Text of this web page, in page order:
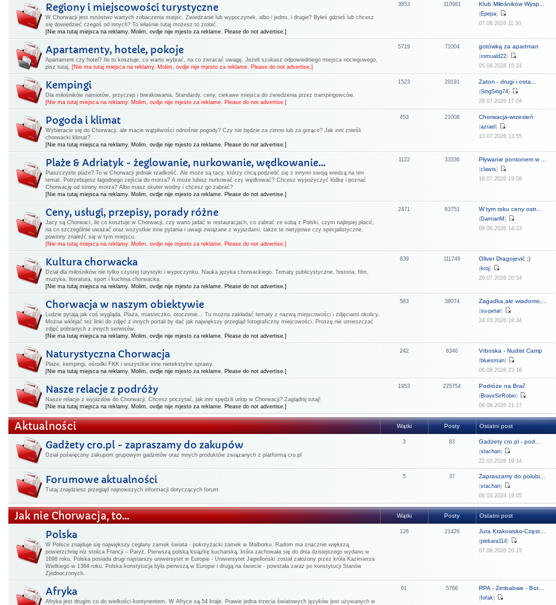
Regiony i miejscowości turystyczne
W Chorwacji jest mnóstwo wartych zobaczenia miejsc. Zwiedzanie lub wypoczynek, albo i jedno, i drugie? Byłeś gdzieś lub chcesz
się dowiedzieć czegoś od innych? To właśnie tutaj możesz to zrobić.
[Nie ma tutaj miejsca na reklamy. Molim, ovdje nije mjesto za reklame. Please do not advertise.]
3853 110981 Klub Miłośników Wysp...
(Epepa)
07.08.2026 11:30
Apartamenty, hotele, pokoje
Apartament czy hotel? Ile to kosztuje, co warto wybrać, na co zwracać uwagę. Jeżeli szukasz odpowiedniego miejsca noclegowego,
pisz tutaj. [Nie ma tutaj miejsca na reklamy. Molim, ovdje nije mjesto za reklame. Please do not advertise.]
5719 71004 gotówką za apartman
(romuald22)
05.08.2026 15:24
Kempingi
Dla miłośników namiotów, przyczep i biwakowania. Standardy, ceny, ciekawe miejsca do zwiedzenia przez trampingowców.
[Nie ma tutaj miejsca na reklamy. Molim, ovdje nije mjesto za reklame. Please do not advertise.]
1523 29191 Zaton - drugi i osta...
(SingSing74)
28.07.2026 17:04
Pogoda i klimat
Wybieracie się do Chorwacji, ale macie wątpliwości odnośnie pogody? Czy nie będzie za zimno lub za gorąco? Jak inni znieśli
chorwacki klimat?
[Nie ma tutaj miejsca na reklamy. Molim, ovdje nije mjesto za reklame. Please do not advertise.]
453 21008 Chorwacja-wrzesień
(azrael)
13.07.2026 13:55
Plaże & Adriatyk - żeglowanie, nurkowanie, wędkowanie...
Piaszczyste plaże? To w Chorwacji jednak rzadkość. Ale może są tacy, którzy chcą podzielić się z innymi swoją wiedzą na ten
temat. Potrzebujesz łagodnego zejścia do morza? A może lubisz nurkować czy wędkować? Chcesz wypożyczyć łódkę i poznać
Chorwację od strony morza? Albo masz skuter wodny i chcesz go zabrać?
[Nie ma tutaj miejsca na reklamy. Molim, ovdje nije mjesto za reklame. Please do not advertise.]
1122 33336 Pływanie pontonem w ...
(clawis)
16.07.2026 19:08
Ceny, usługi, przepisy, porady różne
Jacy są Chorwaci, ile co kosztuje w Chorwacji, czy warto jadać w restauracjach, co zabrać ze sobą z Polski, czym najlepiej płacić,
na co szczególnie uważać oraz wszystkie inne pytania i uwagi związane z wyjazdami, także te nietypowe czy specjalistyczne,
powinny znaleźć się w tym miejscu.
[Nie ma tutaj miejsca na reklamy. Molim, ovdje nije mjesto za reklame. Please do not advertise.]
2471 63751 W tym roku ceny ostr...
(DamianM)
08.08.2026 14:23
Kultura chorwacka
Dział dla miłośników nie tylko czystej turystyki i wypoczynku. Nauka języka chorwackiego. Tematy publicystyczne, historia, film,
muzyka, literatura, sport i kuchnia chorwacka.
[Nie ma tutaj miejsca na reklamy. Molim, ovdje nije mjesto za reklame. Please do not advertise.]
639 111749 Oliver Dragojević :)
(kroj)
29.07.2026 20:54
Chorwacja w naszym obiektywie
Ludzie pytają jak coś wygląda. Plaża, miasteczko, otoczenie... Tu można zakładać tematy z nazwą miejscowości i zdjęciami okolicy.
Można wklejać też linki do zdjęć z innych portali by dać jak największy przegląd fotograficzny miejcowości. Proszę nie umieszczać
zdjęć pobranych z innych serwisów.
[Nie ma tutaj miejsca na reklamy. Molim, ovdje nije mjesto za reklame. Please do not advertise.]
583 38074 Zagadka,ale wiadomo,...
(su-petar)
24.03.2026 18:34
Naturystyczna Chorwacja
Plaże, kempingi, ośrodki FKK i wszystkie inne nietekstylne sprawy.
[Nie ma tutaj miejsca na reklamy. Molim, ovdje nije mjesto za reklame. Please do not advertise.]
242 6346 Vrboska - Nudist Camp
(bluesman)
06.08.2026 23:16
Nasze relacje z podróży
Nasze relacje z wyjazdów do Chorwacji. Chcesz poczytać, jak inni spędzili urlop w Chorwacji? Zaglądnij tutaj!
[Nie ma tutaj miejsca na reklamy. Molim, ovdje nije mjesto za reklame. Please do not advertise.]
1953 225754 Podróże na Brač
(BraveSirRobin)
08.08.2026 21:17
Aktualności Wątki Posty Ostatni post
Gadżety cro.pl - zapraszamy do zakupów
Dział poświęcony zakupom grupowym gadżetów oraz innych produktów związanych z platformą cro.pl
3 83 Gadżety cro.pl - pod...
(stachan)
22.03.2026 19:14
Forumowe aktualności
Tutaj znajdziesz przegląd najnowszych informacji dotyczących forum.
5 37 Zapraszamy do polubi...
(stachan)
06.03.2024 19:05
Jak nie Chorwacja, to... Wątki Posty Ostatni post
Polska
W Polsce znajduje się największy ceglany zamek świata - pokrzyżacki zamek w Malborku. Radom ma znacznie większą
powierzchnię niż stolica Francji – Paryż. Pierwszą polską książkę kucharską, która zachowała się do dnia dzisiejszego wydano w
1698 roku. Polska posiada drugi najstarszy uniwersytet w Europie - Uniwersytet Jagielloński został założony przez króla Kazimierza
Wielkiego w 1364 roku. Polska konstytucja była pierwszą w Europie i drugą na świecie - powstała zaraz po konstytucji Stanów
Zjednoczonych.
126 21426 Jura Krakowsko-Częst...
(piekara114)
07.08.2026 20:15
Afryka
Afryka jest drugim co do wielkości kontynentem. W Afryce są 54 kraje. Prawie jedna trzecia światowych języków jest używanych w
61 5766 RPA - Zimbabwe - Bot...
(fofak)